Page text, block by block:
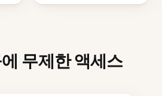
무제한 액세스